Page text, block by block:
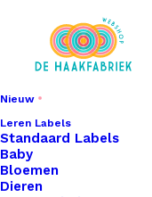
Nieuw
Leren Labels
Standaard Labels
Baby
Bloemen
Dieren